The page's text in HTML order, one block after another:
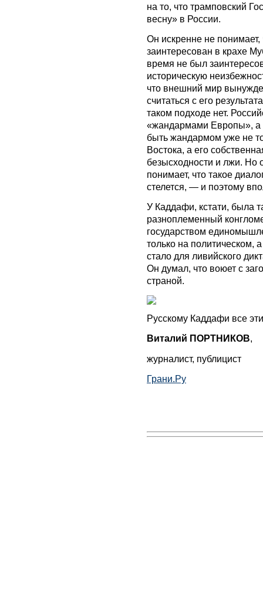
на то, что трамповский
весну» в России.
Он искренне не
заинтересован в крахе
время не был
историческую
что внешний мир
считаться с его
таком подходе нет.
«жандармами Европы», а
быть жандармом уже не
Востока, а его
безысходности и лжи. Но
понимает, что такое
стелется, — и поэтому
У Каддафи, кстати, была
разноплеменный
государством
только на политическом,
стало для ливийского
Он думал, что воюет с
страной.
Русскому Каддафи все
Виталий ПОРТНИКОВ,
журналист, публицист
Грани.Ру